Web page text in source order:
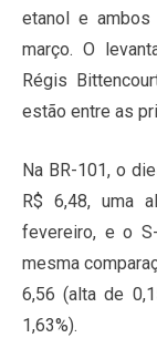
etanol e
março. O
Régis
estão entre as
Na BR-101, o
R$ 6,48, uma
fevereiro, e o
mesma
6,56 (alta de
1,63%).